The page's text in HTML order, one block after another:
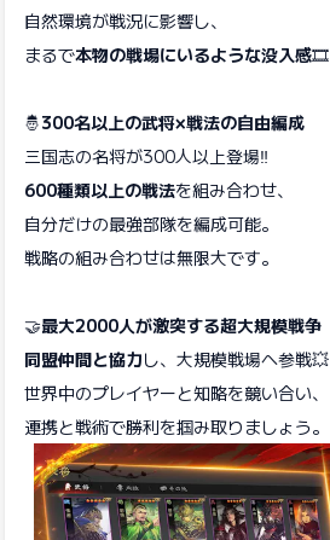
自然環境が戦況に影響し、
まるで本物の戦場にいるような没入感🎞️
🤴300名以上の武将×戦法の自由編成
三国志の名将が300人以上登場‼️
600種類以上の戦法を組み合わせ、
自分だけの最強部隊を編成可能。
戦略の組み合わせは無限大です。
🤝最大2000人が激突する超大規模戦争
同盟仲間と協力し、大規模戦場へ参戦💥
世界中のプレイヤーと知略を競い合い、
連携と戦術で勝利を掴み取りましょう。